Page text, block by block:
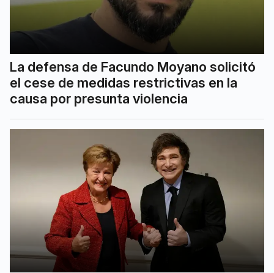
La defensa de Facundo Moyano solicitó
el cese de medidas restrictivas en la
causa por presunta violencia